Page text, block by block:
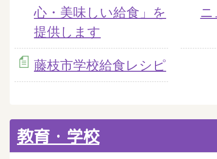
心・美味しい給食」を
提供します
藤枝市学校給食レシピ
教育・学校